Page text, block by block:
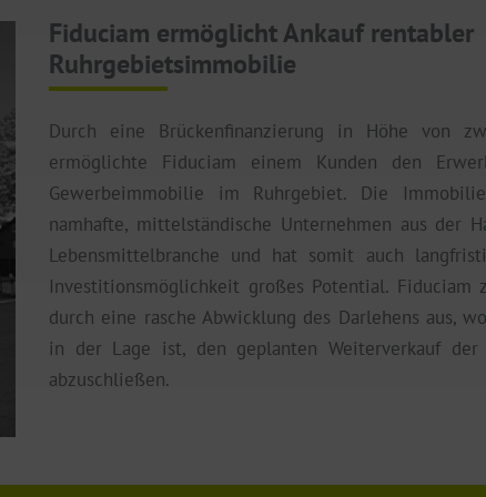
unserer Flexibilität und kurzen
persönliche Bedürfnisse Ihrer Kunden bestmöglich
Fiduciam ermöglicht Ankauf rentabler
Ruhrgebietsimmobilie
Durch eine Brückenfinanzierung in Höhe von
ermöglichte Fiduciam einem Kunden den
Gewerbeimmobilie im Ruhrgebiet. Die
namhafte, mittelständische Unternehmen aus der
Lebensmittelbranche und hat somit auch
Investitionsmöglichkeit großes Potential. Fiduciam
durch eine rasche Abwicklung des Darlehens aus,
in der Lage ist, den geplanten Weiterverkauf
abzuschließen.